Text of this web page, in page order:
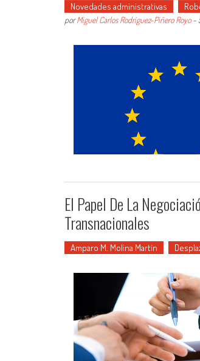
Novedades administrativas
porMiguel Carlos Rodríguez-Piñero Royo-
El Papel De La
Transnacionales
Amparo M. Molina Martín